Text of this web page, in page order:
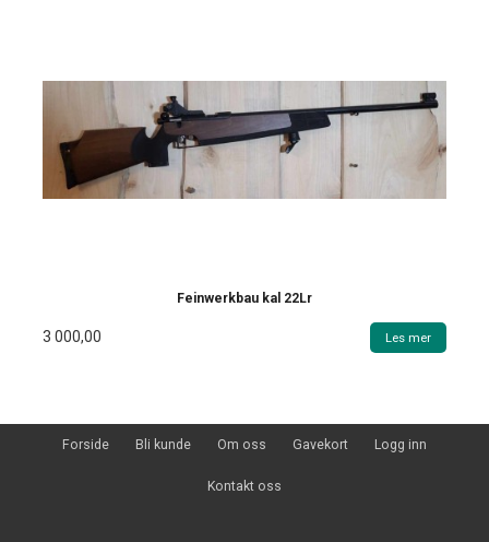
Feinwerkbau kal 22Lr
3 000,00 Les mer
Forside Bli kunde Om oss Gavekort Logg inn
Kontakt oss